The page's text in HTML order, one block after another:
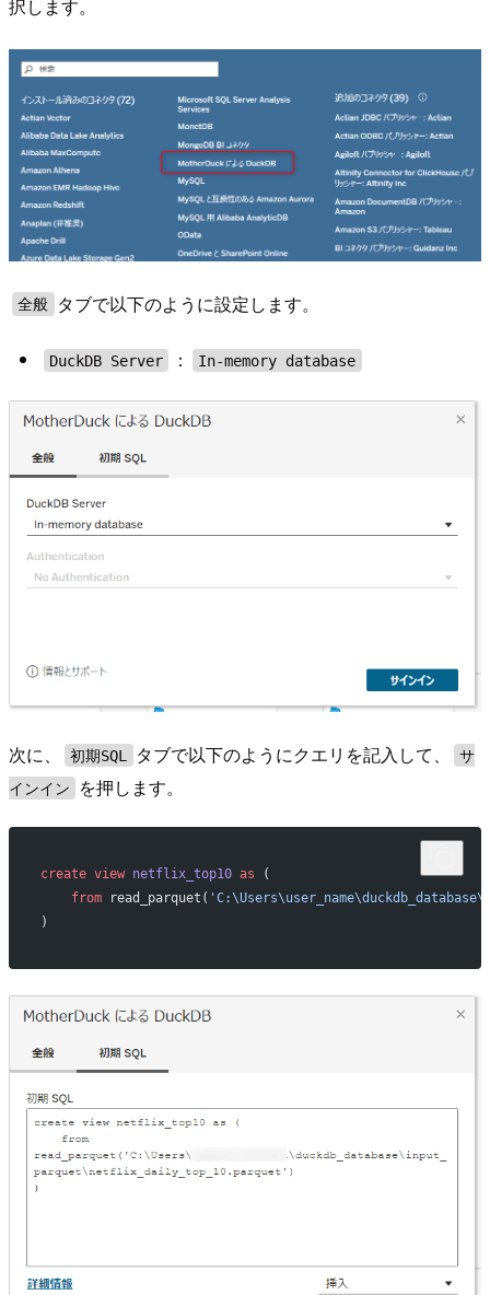
択します。
全般 タブで以下のように設定します。
DuckDB Server ： In-memory database
次に、 初期SQL タブで以下のようにクエリを記入して、
サ
インイン
を押します。
create view netflix_top10 as (
    from
read_parquet(
)